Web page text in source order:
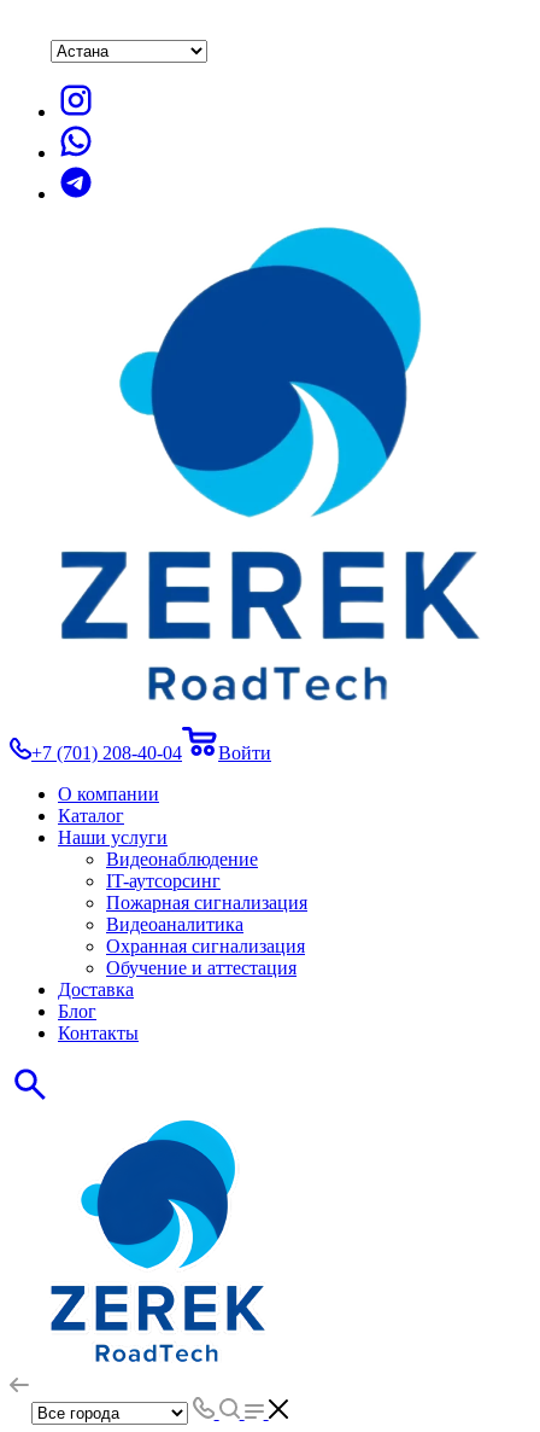
+7 (701) 208-40-04
Войти
О компании
Каталог
Наши услуги
Видеонаблюдение
IT-аутсорсинг
Пожарная сигнализация
Видеоаналитика
Охранная сигнализация
Обучение и аттестация
Доставка
Блог
Контакты